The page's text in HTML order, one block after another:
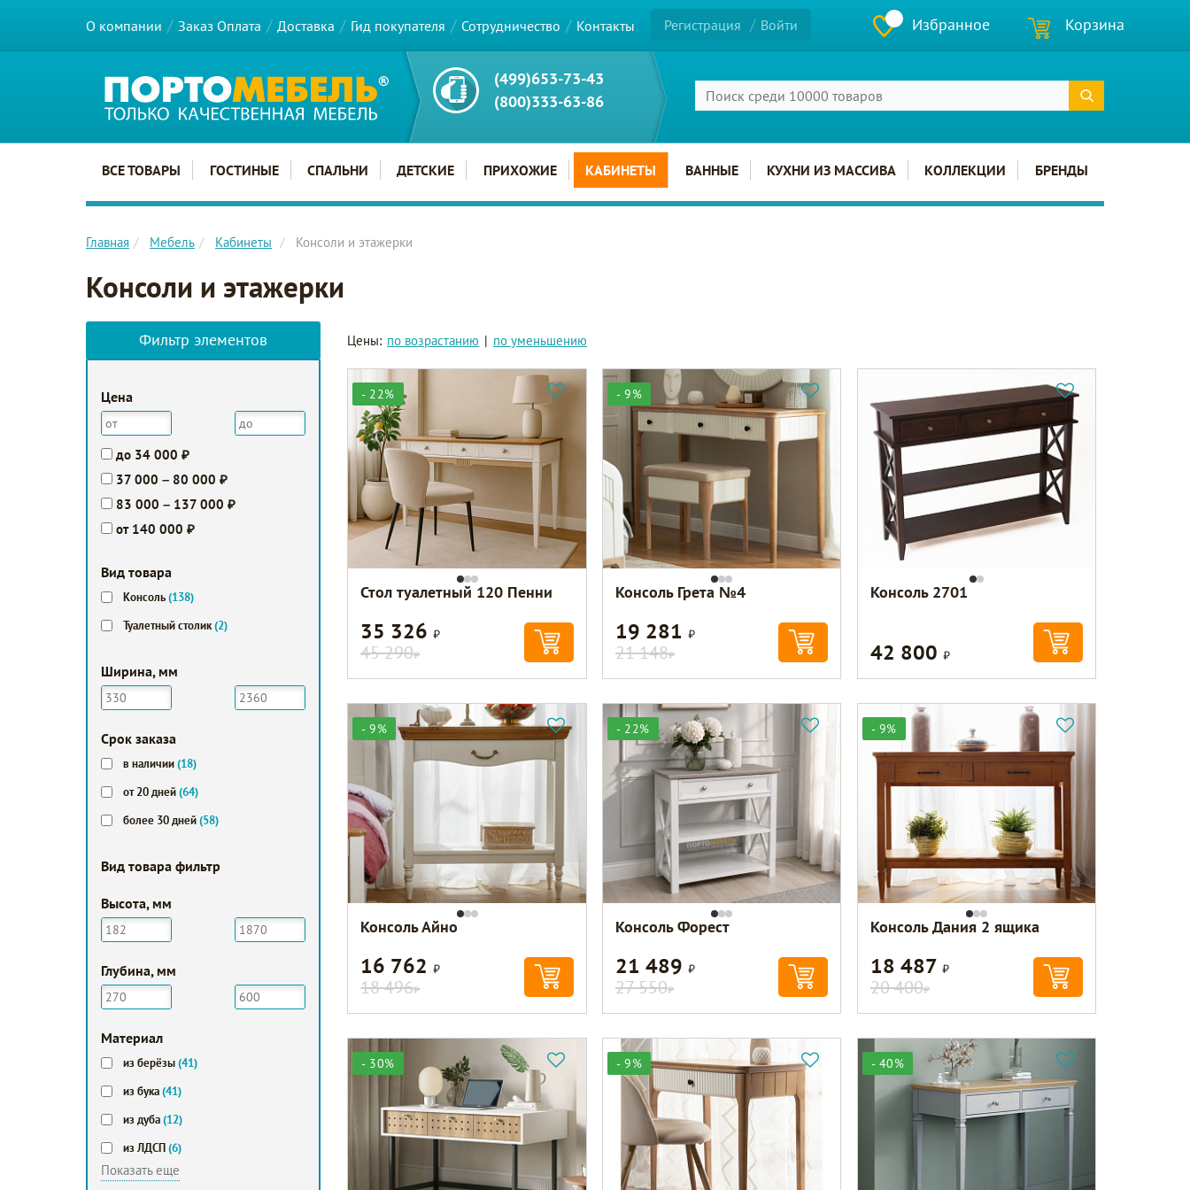
О компании Заказ Оплата Доставка Гид покупателя Сотрудничество Контакты Регистрация Войти Избранное Корзина
(499)653-73-43
(800)333-63-86
Главное меню сайта
ВСЕ ТОВАРЫ ГОСТИНЫЕ СПАЛЬНИ ДЕТСКИЕ ПРИХОЖИЕ КАБИНЕТЫ ВАННЫЕ КУХНИ ИЗ МАССИВА КОЛЛЕКЦИИ БРЕНДЫ
Главная Мебель Кабинеты Консоли и этажерки
Консоли и этажерки
Фильтр элементов
Цена
до 34 000 ₽
37 000 – 80 000 ₽
83 000 – 137 000 ₽
от 140 000 ₽
Вид товара
Консоль(138)
Туалетный столик(2)
Ширина, мм
Срок заказа
в наличии(18)
от 20 дней(64)
более 30 дней(58)
Вид товара фильтр
Высота, мм
Глубина, мм
Мaтериал
из берёзы(41)
из бука(41)
из дуба(12)
из ЛДСП(6)
Показать еще
Цены: по возрастанию | по уменьшению
- 22%
Стол туалетный 120 Пенни
35 326Р
45 290Р
- 9%
Консоль Грета №4
19 281Р
21 148Р
Консоль 2701
42 800 Р
- 9%
Консоль Айно
16 762Р
18 496Р
- 22%
Консоль Форест
21 489Р
27 550Р
- 9%
Консоль Дания 2 ящика
18 487 Р
20 400Р
- 30% - 9% - 40%